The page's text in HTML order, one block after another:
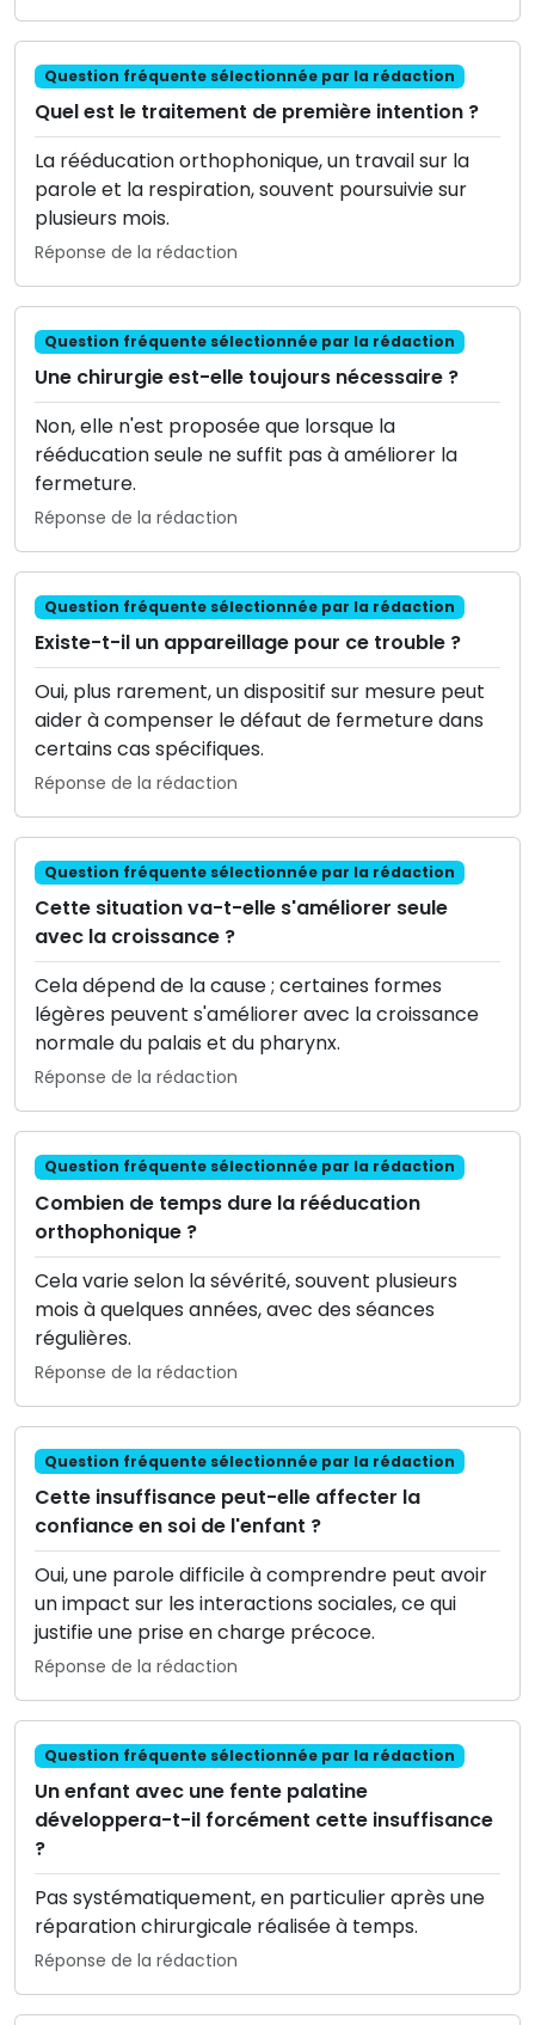
Question fréquente sélectionnée par la rédaction
Quel est le traitement de première intention ?
La rééducation orthophonique, un travail sur la
parole et la respiration, souvent poursuivie sur
plusieurs mois.
Réponse de la rédaction
Question fréquente sélectionnée par la rédaction
Une chirurgie est-elle toujours nécessaire ?
Non, elle n'est proposée que lorsque la
rééducation seule ne suffit pas à améliorer la
fermeture.
Réponse de la rédaction
Question fréquente sélectionnée par la rédaction
Existe-t-il un appareillage pour ce trouble ?
Oui, plus rarement, un dispositif sur mesure peut
aider à compenser le défaut de fermeture dans
certains cas spécifiques.
Réponse de la rédaction
Question fréquente sélectionnée par la rédaction
Cette situation va-t-elle s'améliorer seule
avec la croissance ?
Cela dépend de la cause ; certaines formes
légères peuvent s'améliorer avec la croissance
normale du palais et du pharynx.
Réponse de la rédaction
Question fréquente sélectionnée par la rédaction
Combien de temps dure la rééducation
orthophonique ?
Cela varie selon la sévérité, souvent plusieurs
mois à quelques années, avec des séances
régulières.
Réponse de la rédaction
Question fréquente sélectionnée par la rédaction
Cette insuffisance peut-elle affecter la
confiance en soi de l'enfant ?
Oui, une parole difficile à comprendre peut avoir
un impact sur les interactions sociales, ce qui
justifie une prise en charge précoce.
Réponse de la rédaction
Question fréquente sélectionnée par la rédaction
Un enfant avec une fente palatine
développera-t-il forcément cette insuffisance
?
Pas systématiquement, en particulier après une
réparation chirurgicale réalisée à temps.
Réponse de la rédaction